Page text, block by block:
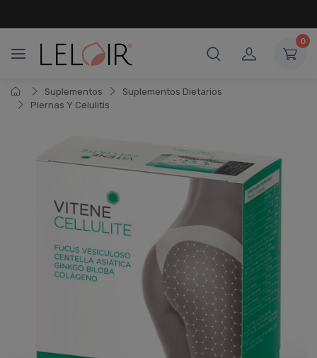
0
Suplementos
Suplementos Dietarios
Piernas Y Celulitis